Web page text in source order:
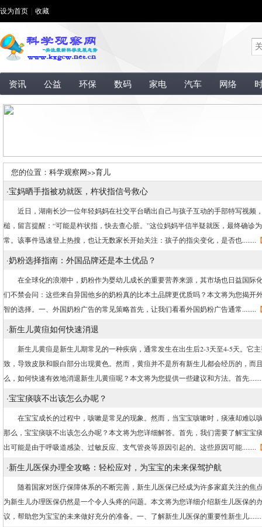
设为首页 收藏
资讯 公益 环保 数码 家电 汽车 网络
您的位置： 科学观察网>>育儿
·宝妈晒手指被劝就医，杵状指信号救心
近日，湖南长沙一位年轻妈妈在社交平台晒出自己与孩子互动的手部特写视频
槌，留言提醒：“可能是杵状指，快去查心脏。”这位妈妈半信半疑就医，最终确
常。该事件迅速登上热搜，也让无数家长开始关注：孩子的指尖变化，是否也........
·奶粉选择指南：外国品牌还是本土优品？
在全球化的浪潮中，奶粉作为婴幼儿成长的重要营养来源，其市场也日益国际
们不禁会问：这些来自异国他乡的奶粉真的比本土品牌更优质吗？本文将为您揭开
智的选择。一、外国奶粉广告的常见策略首先，让我们看看外国奶粉广告通常........
·新生儿黄疸如何快速消退
新生儿黄疸是新生儿期常见的一种疾病，通常发生在出生后2-3天至4-5天。它
致，导致皮肤和眼白部分出现黄色。然而，黄疸并不是所有新生儿都会经历的，而
么，如何快速有效地消退新生儿黄疸呢？本文将为您提供一些建议和方法。首先
·宝宝痰咳不出该怎么办呢？
在宝宝成长的过程中，咳嗽是常见的现象。然而，当宝宝咳嗽时，痰液却难以
那么，宝宝痰咳不出该怎么办呢？本文将为您详细解答。首先，我们需要了解宝宝
出可能是由于呼吸道感染、过敏反应、支气管炎等原因引起的。这些原因可能........
·新生儿医保办理全攻略：轻松应对，为宝宝的未来保驾护航
随着国家对医疗保障体系的不断完善，新生儿医保已经成为许多家庭关注的焦
为新生儿办理医保仍然是一个令人头疼的问题。本文将为您详细介绍新生儿医保的
议，帮助您为宝宝的未来做好充分的准备。一、了解新生儿医保的重要性新生儿